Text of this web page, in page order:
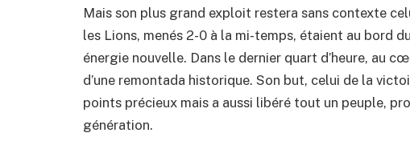
Mais son plus grand exploit restera sans contexte
les Lions, menés 2-0 à la mi-temps, étaient au bord
énergie nouvelle. Dans le dernier quart d’heure, au
d’une remontada historique. Son but, celui de la
points précieux mais a aussi libéré tout un peuple,
génération.